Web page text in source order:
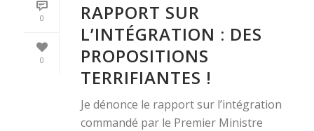
0
0
RAPPORT SUR
L’INTÉGRATION : DES
PROPOSITIONS
TERRIFIANTES !
Je dénonce le rapport sur l’intégration
commandé par le Premier Ministre